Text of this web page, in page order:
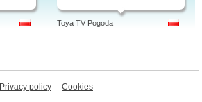
Toya TV Pogoda
Privacy policy Cookies